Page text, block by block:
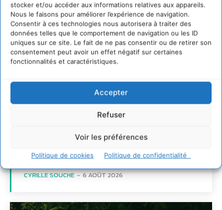
stocker et/ou accéder aux informations relatives aux appareils.
Nous le faisons pour améliorer l’expérience de navigation.
Consentir à ces technologies nous autorisera à traiter des
données telles que le comportement de navigation ou les ID
uniques sur ce site. Le fait de ne pas consentir ou de retirer son
consentement peut avoir un effet négatif sur certaines
fonctionnalités et caractéristiques.
Accepter
Refuser
Voir les préférences
Politique de cookies Politique de confidentialité
Soutenir un
faveur de socio-
écosystèmes résilients
CYRILLE SOUCHE - 6 AOÛT 2026